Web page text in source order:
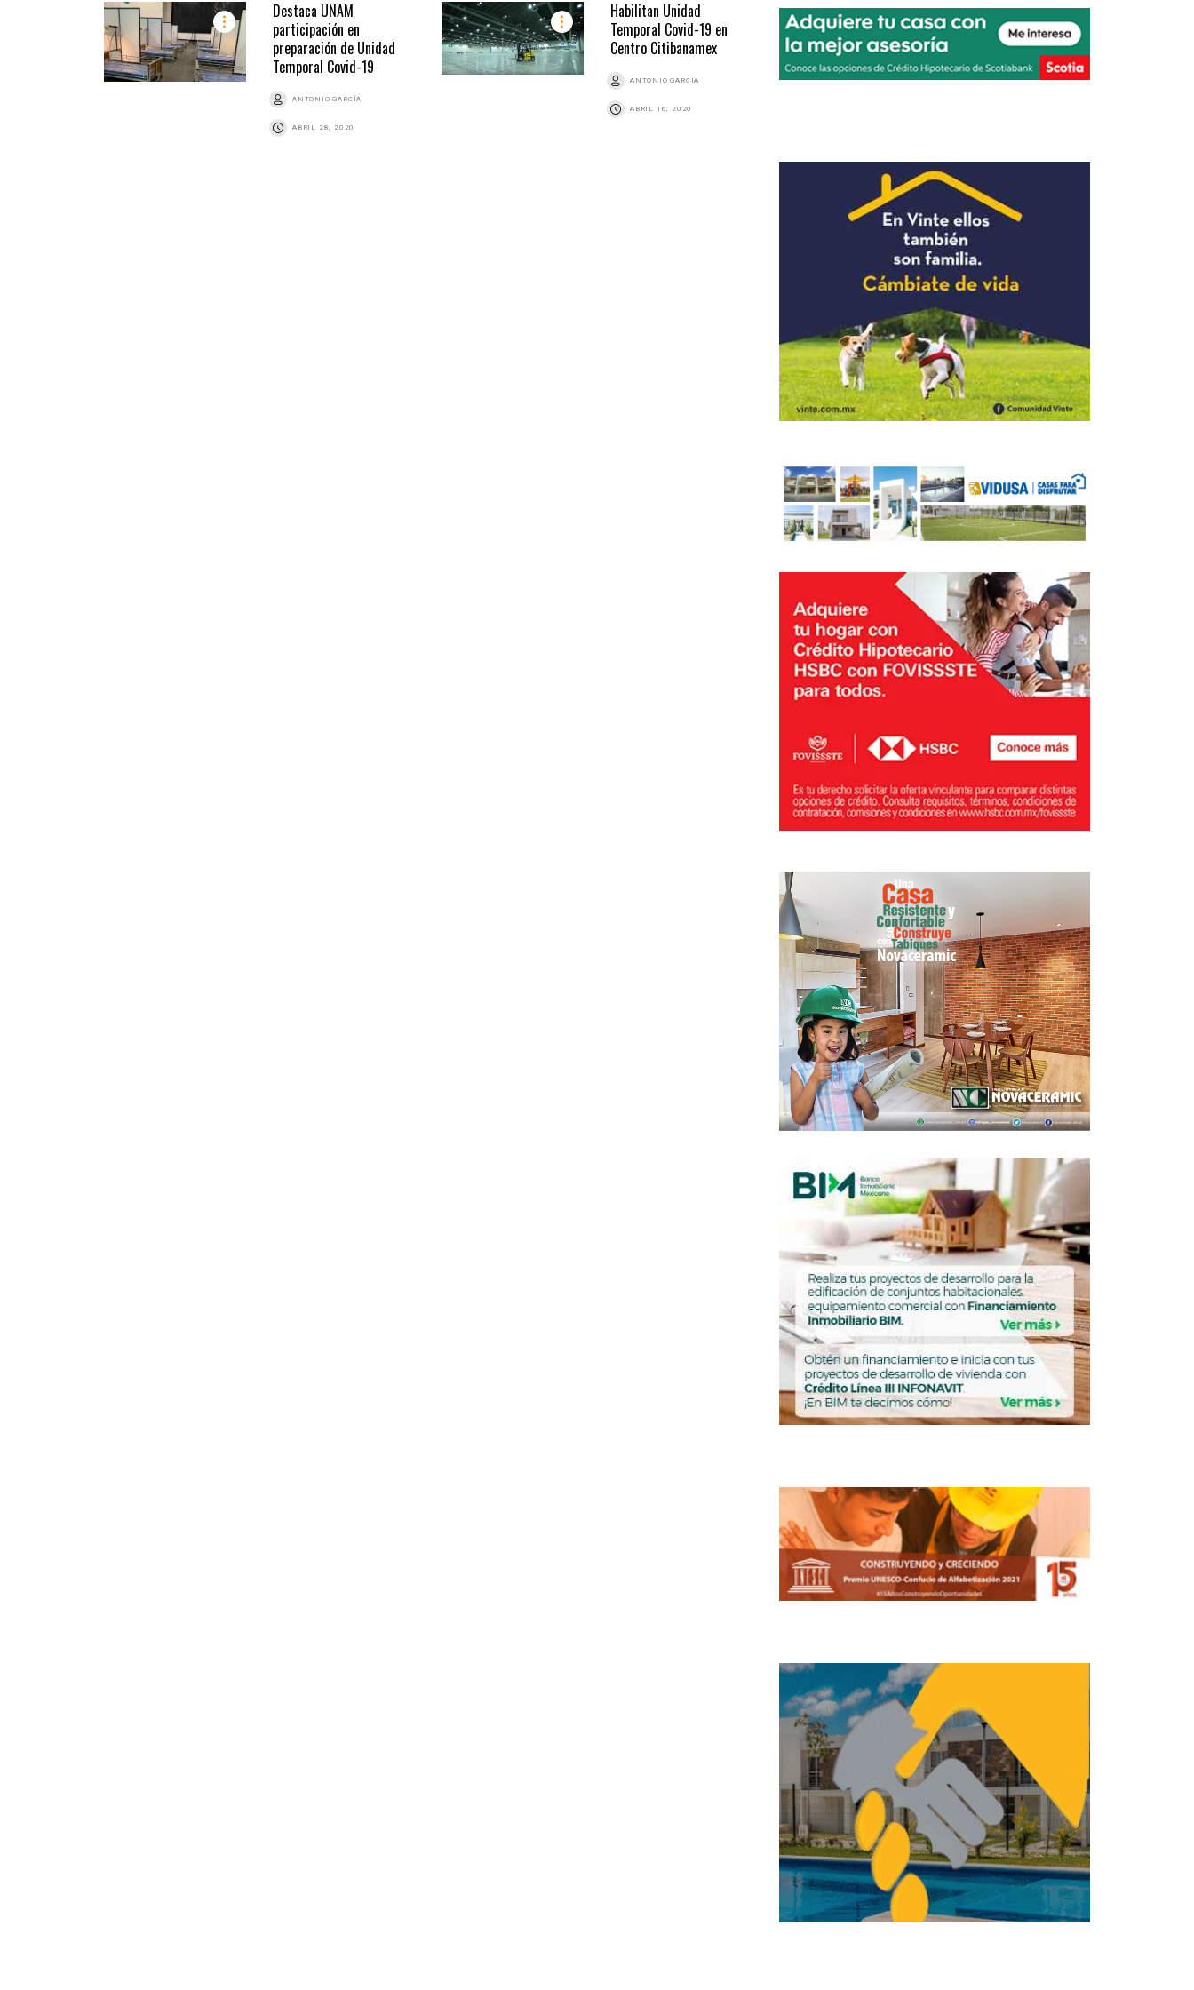
Destaca UNAM
participación en
preparación de Unidad
Temporal Covid-19
ANTONIO GARCÍA
ABRIL 28, 2020
Habilitan Unidad
Temporal Covid-19 en
Centro Citibanamex
ANTONIO GARCÍA
ABRIL 16, 2020